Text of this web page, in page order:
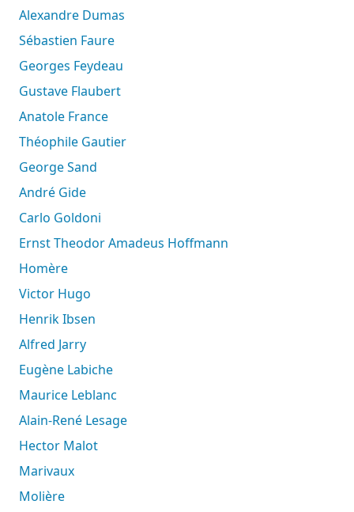
Alexandre Dumas
Sébastien Faure
Georges Feydeau
Gustave Flaubert
Anatole France
Théophile Gautier
George Sand
André Gide
Carlo Goldoni
Ernst Theodor Amadeus Hoffmann
Homère
Victor Hugo
Henrik Ibsen
Alfred Jarry
Eugène Labiche
Maurice Leblanc
Alain-René Lesage
Hector Malot
Marivaux
Molière